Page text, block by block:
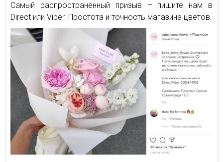
Самый распространённый призыв – пишите нам в
Direct или Viber. Простота и точность магазина цветов.